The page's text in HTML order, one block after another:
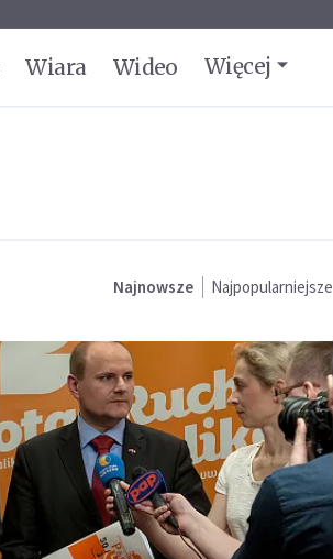
Wiara Wideo Więcej
Najnowsze Najpopularniejsze